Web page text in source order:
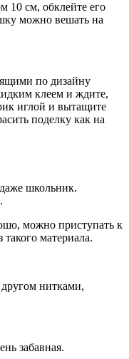
10 см, обклейте его
можно вешать на
по дизайну
клеем и ждите,
иглой и вытащите
поделку как на
школьник.
можно приступать к
материала.
нитками,
забавная.